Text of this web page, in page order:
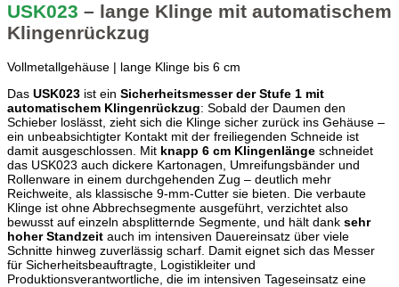
USK023 – lange Klinge mit automatischem
Klingenrückzug
Vollmetallgehäuse | lange Klinge bis 6 cm
Das USK023 ist ein Sicherheitsmesser der Stufe 1 mit
automatischem Klingenrückzug: Sobald der Daumen den
Schieber loslässt, zieht sich die Klinge sicher zurück ins Gehäuse –
ein unbeabsichtigter Kontakt mit der freiliegenden Schneide ist
damit ausgeschlossen. Mit knapp 6 cm Klingenlänge schneidet
das USK023 auch dickere Kartonagen, Umreifungsbänder und
Rollenware in einem durchgehenden Zug – deutlich mehr
Reichweite, als klassische 9-mm-Cutter sie bieten. Die verbaute
Klinge ist ohne Abbrechsegmente ausgeführt, verzichtet also
bewusst auf einzeln absplitternde Segmente, und hält dank sehr
hoher Standzeit auch im intensiven Dauereinsatz über viele
Schnitte hinweg zuverlässig scharf. Damit eignet sich das Messer
für Sicherheitsbeauftragte, Logistikleiter und
Produktionsverantwortliche, die im intensiven Tageseinsatz eine